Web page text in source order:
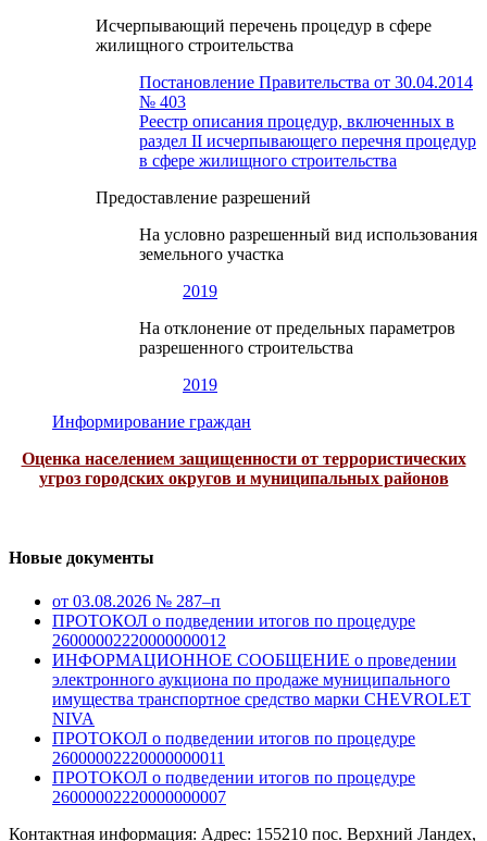
Исчерпывающий перечень процедур в сфере
жилищного строительства
Постановление Правительства от 30.04.2014
№ 403
Реестр описания процедур, включенных в
раздел II исчерпывающего перечня процедур
в сфере жилищного строительства
Предоставление разрешений
На условно разрешенный вид использования
земельного участка
2019
На отклонение от предельных параметров
разрешенного строительства
2019
Информирование граждан
Оценка населением защищенности от террористических
угроз городских округов и муниципальных районов
Новые документы
от 03.08.2026 № 287–п
ПРОТОКОЛ о подведении итогов по процедуре
26000002220000000012
ИНФОРМАЦИОННОЕ СООБЩЕНИЕ о проведении
электронного аукциона по продаже муниципального
имущества транспортное средство марки CHEVROLET
NIVA
ПРОТОКОЛ о подведении итогов по процедуре
26000002220000000011
ПРОТОКОЛ о подведении итогов по процедуре
26000002220000000007
Контактная информация: Адрес: 155210 пос. Верхний Ландех,